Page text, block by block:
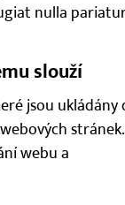
nulla
slouží
jsou ukládány
stránek.
webu a